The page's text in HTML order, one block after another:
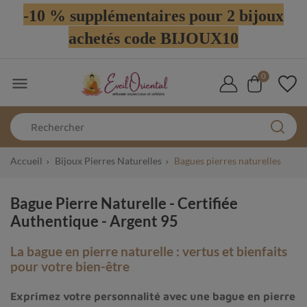
-10 % supplémentaires pour 2 bijoux
achetés code BIJOUX10
 0
Accueil Bijoux Pierres Naturelles Bagues pierres naturelles
Bague Pierre Naturelle - Certifiée
Authentique - Argent 95
La bague en pierre naturelle : vertus et bienfaits
pour votre bien-être
Exprimez votre personnalité avec une bague en pierre